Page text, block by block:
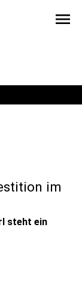
menu
im
steht ein